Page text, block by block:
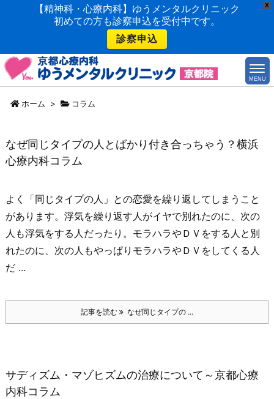
X
【精神科・心療内科】ゆうメンタルクリニック
初めての方も診察申込を受付中です。
診察申込
MENU
ホーム > コラム
なぜ同じタイプの人とばかり付き合っちゃう？横浜
心療内科コラム
よく「同じタイプの人」との恋愛を繰り返してしまうこと
があります。 浮気を繰り返す人がイヤで別れたのに、次の
人も浮気をする人だったり。 モラハラやＤＶをする人と別
れたのに、次の人もやっぱりモラハラやＤＶをしてくる人
だ ...
記事を読む なぜ同じタイプの ...
サディズム・マゾヒズムの治療について～京都心療
内科コラム